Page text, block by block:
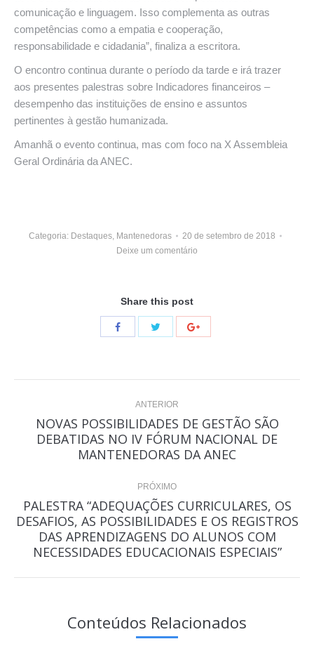
comunicação e linguagem. Isso complementa as outras
competências como a empatia e cooperação,
responsabilidade e cidadania”, finaliza a escritora.
O encontro continua durante o período da tarde e irá trazer
aos presentes palestras sobre Indicadores financeiros –
desempenho das instituições de ensino e assuntos
pertinentes à gestão humanizada.
Amanhã o evento continua, mas com foco na X Assembleia
Geral Ordinária da ANEC.
Categoria: Destaques, Mantenedoras
20 de setembro de 2018
Deixe um comentário
Share this post
Navegação
de
post:
ANTERIOR
Post
anterior:
NOVAS POSSIBILIDADES DE GESTÃO SÃO
DEBATIDAS NO IV FÓRUM NACIONAL DE
MANTENEDORAS DA ANEC
PRÓXIMO
Próximo
post:
PALESTRA “ADEQUAÇÕES CURRICULARES, OS
DESAFIOS, AS POSSIBILIDADES E OS REGISTROS
DAS APRENDIZAGENS DO ALUNOS COM
NECESSIDADES EDUCACIONAIS ESPECIAIS”
Conteúdos Relacionados